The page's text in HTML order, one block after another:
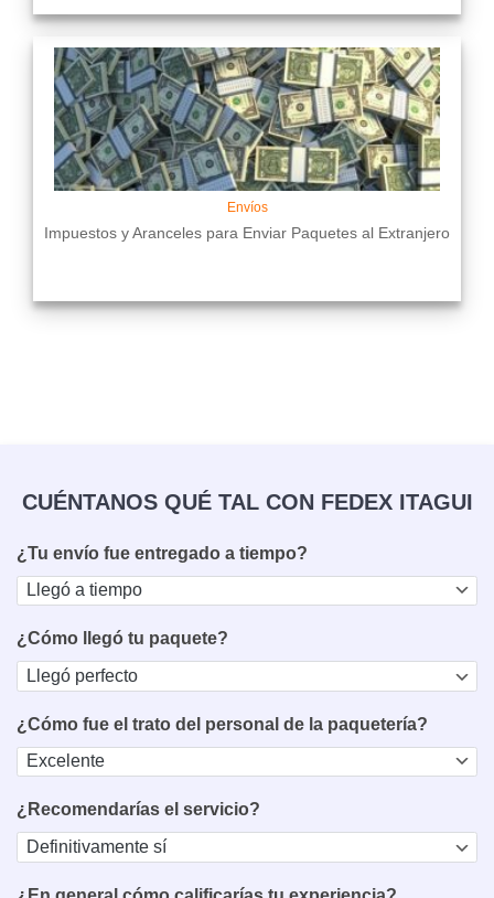
Envíos
Impuestos y Aranceles para Enviar Paquetes al Extranjero
CUÉNTANOS QUÉ TAL CON FEDEX ITAGUI
¿Tu envío fue entregado a tiempo?
¿Cómo llegó tu paquete?
¿Cómo fue el trato del personal de la paquetería?
¿Recomendarías el servicio?